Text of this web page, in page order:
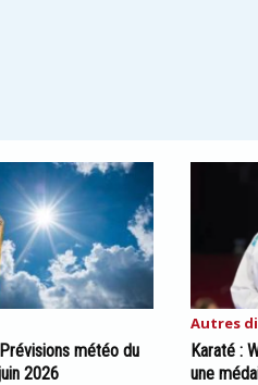
météo du
2026
Autres
Karaté :
une